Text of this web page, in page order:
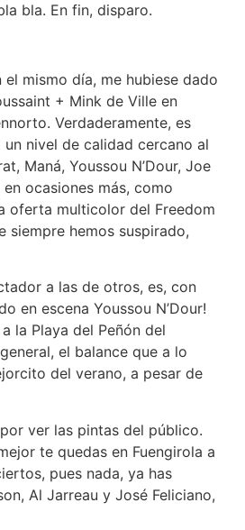
bla. En fin, disparo.
mismo día, me hubiese dado
+ Mink de Ville en
Verdaderamente, es
nivel de calidad cercano al
Maná, Youssou N’Dour, Joe
ocasiones más, como
oferta multicolor del Freedom
siempre hemos suspirado,
a las de otros, es, con
en escena Youssou N’Dour!
la Playa del Peñón del
el balance que a lo
del verano, a pesar de
ver las pintas del público.
te quedas en Fuengirola a
pues nada, ya has
Al Jarreau y José Feliciano,